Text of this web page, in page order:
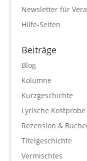
Newsletter für
Hilfe-Seiten
Beiträge
Blog
Kolumne
Kurzgeschichte
Lyrische Kostprobe
Rezension &
Titelgeschichte
Vermischtes